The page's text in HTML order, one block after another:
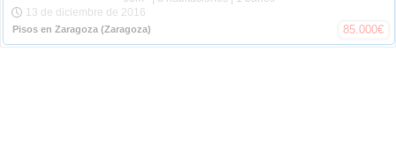
13 de diciembre de 2016
Pisos en Zaragoza (Zaragoza) 85.000€